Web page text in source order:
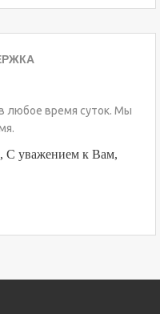
любое время суток. Мы
С уважением к Вам,